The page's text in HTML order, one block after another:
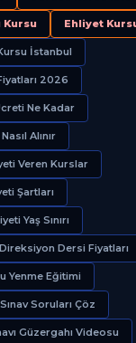
Kursu Ehliyet
İstanbul
2026
Ne Kadar
Alınır
Veren Kurslar
Şartları
Yaş Sınırı
Dersi Fiyatları
Yenme Eğitimi
Soruları Çöz
Güzergahı Videosu